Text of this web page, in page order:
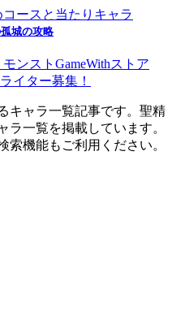
ースと当たりキャラ
城の攻略
ンストGameWithストア
イター募集！
キャラ一覧記事です。聖精
ラ一覧を掲載しています。
索機能もご利用ください。